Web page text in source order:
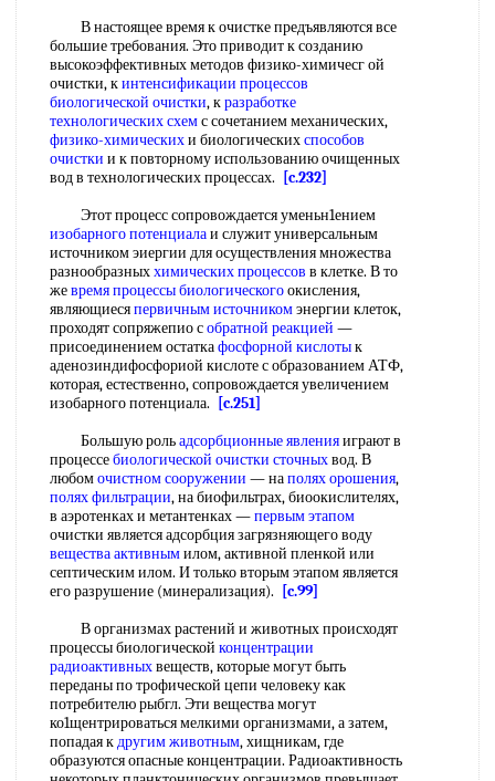
В настоящее время к очистке предъявляются все
большие требования. Это приводит к созданию
высокоэффективных методов физико-химичесг ой
очистки, кинтенсификации процессов
биологической очистки, кразработке
технологических схемс сочетанием механических,
физико-химическихи биологическихспособов
очистки и к повторному использованию очищенных
вод в технологических процессах.
[c.232]
Этот процесс сопровождается уменьн1ением
изобарного потенциалаи служит универсальным
источником эиергии для осуществления множества
разнообразныххимических процессов в клетке. В то
жевремя процессы биологическогоокисления,
являющиесяпервичным источникомэнергии клеток,
проходят сопряжепио собратной реакцией —
присоединением остаткафосфорной кислотык
аденозиндифосфориой кислоте с образованием АТФ,
которая, естественно, сопровождается увеличением
изобарного потенциала.
[c.251]
Большую рольадсорбционные явленияиграют в
процессебиологической очистки сточныхвод. В
любомочистном сооружении — наполях орошения,
полях фильтрации, на биофильтрах, биоокислителях,
в аэротенках и метантенках —первым этапом
очистки является адсорбция загрязняющего воду
вещества активнымилом, активной пленкой или
септическим илом. И только вторым этапом является
его разрушение (минерализация).
[c.99]
В организмах растений и животных происходят
процессы биологической концентрации
радиоактивныхвеществ, которые могут быть
переданы по трофической цепи человеку как
потребителю рыбгл. Эти вещества могут
ко1щентрироваться мелкими организмами, а затем,
попадая кдругим животным, хищникам, где
образуются опасные концентрации. Радиоактивность